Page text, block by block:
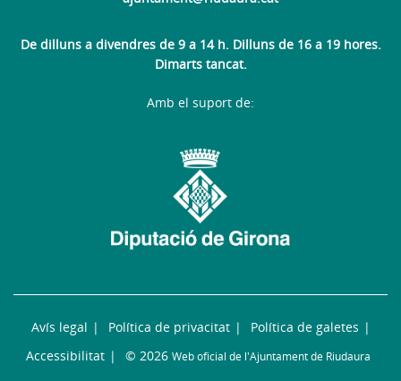
De dilluns a divendres de 9 a 14 h. Dilluns de 16 a 19 hores.
Dimarts tancat.
Avís legal Política de privacitat
Política de galetes
Accessibilitat
© 2026 Web oficial de l'Ajuntament de Riudaura
Amb el suport de: